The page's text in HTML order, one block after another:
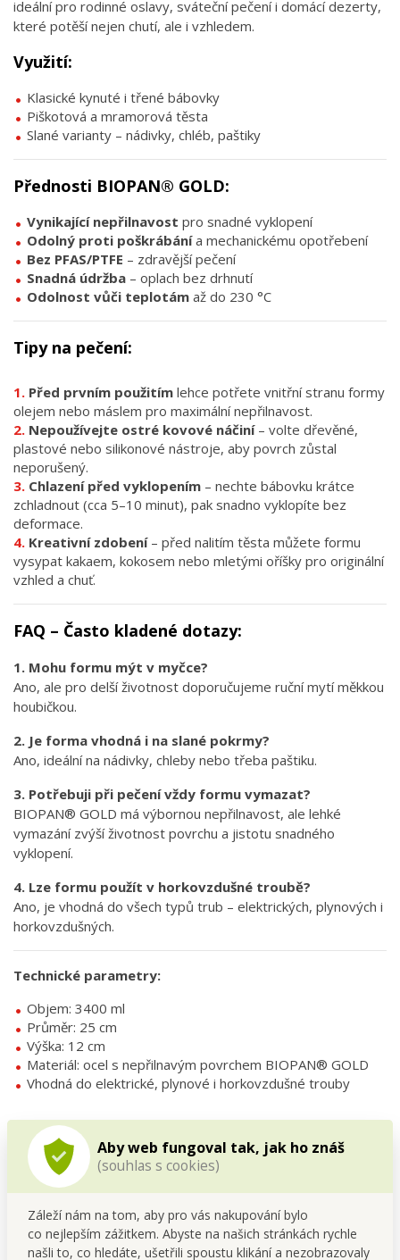
Aby web fungoval tak, jak ho znáš
(souhlas s cookies)
Záleží nám na tom, aby pro vás nakupování bylo
co nejlepším zážitkem. Abyste na našich stránkách rychle
našli to, co hledáte, ušetřili spoustu klikání a nezobrazovaly
ideální pro rodinné oslavy, sváteční pečení i domácí dezerty,
které potěší nejen chutí, ale i vzhledem.
Využití:
Klasické kynuté i třené bábovky
Piškotová a mramorová těsta
Slané varianty – nádivky, chléb, paštiky
Přednosti BIOPAN® GOLD:
Vynikající nepřilnavost pro snadné vyklopení
Odolný proti poškrábánía mechanickému opotřebení
Bez PFAS/PTFE – zdravější pečení
Snadná údržba – oplach bez drhnutí
Odolnost vůči teplotám až do 230 °C
Tipy na pečení:
Před prvním použitím lehce potřete vnitřní stranu formy
olejem nebo máslem pro maximální nepřilnavost.
Nepoužívejte ostré kovové náčiní– volte dřevěné,
plastové nebo silikonové nástroje, aby povrch zůstal
neporušený.
Chlazení před vyklopením – nechte bábovku krátce
zchladnout (cca 5–10 minut), pak snadno vyklopíte bez
deformace.
Kreativní zdobení– před nalitím těsta můžete formu
vysypat kakaem, kokosem nebo mletými oříšky pro originální
vzhled a chuť.
FAQ – Často kladené dotazy:
1. Mohu formu mýt v myčce?
Ano, ale pro delší životnost doporučujeme ruční mytí měkkou
houbičkou.
2. Je forma vhodná i na slané pokrmy?
Ano, ideální na nádivky, chleby nebo třeba paštiku.
3. Potřebuji při pečení vždy formu vymazat?
BIOPAN® GOLD má výbornou nepřilnavost, ale lehké
vymazání zvýší životnost povrchu a jistotu snadného
vyklopení.
4. Lze formu použít v horkovzdušné troubě?
Ano, je vhodná do všech typů trub – elektrických, plynových i
horkovzdušných.
Technické parametry:
Objem: 3400 ml
Průměr: 25 cm
Výška: 12 cm
Materiál: ocel s nepřilnavým povrchem BIOPAN® GOLD
Vhodná do elektrické, plynové i horkovzdušné trouby